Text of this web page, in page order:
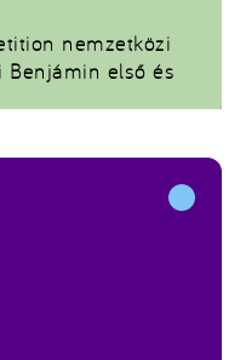
nemzetközi
Benjámin első és